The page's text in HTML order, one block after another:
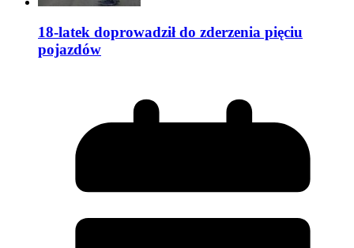
18-latek doprowadził do zderzenia pięciu
pojazdów